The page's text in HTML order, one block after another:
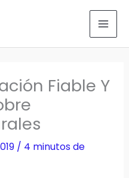
Fiable Y
/ 4 minutos de